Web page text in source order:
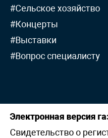
#Сельское хозяйство
#Концерты
#Выставки
#Вопрос специалисту
Электронная версия
Свидетельство о